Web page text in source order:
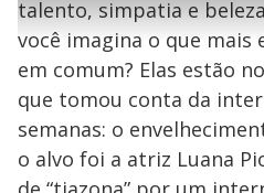
a
y
e
g
n
d
o
s
e
u
n
o
s
M
u
d
talento, simpatia e
você imagina o que mais
em comum? Elas estão
que tomou conta da
semanas: o
o alvo foi a atriz Luana